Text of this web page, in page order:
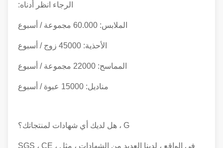
الرجاء انظر أدناه:
الملابس: 60.000 مجموعة / أسبوع
الأحذية: 45000 زوج / أسبوع
المماسح: 22000 مجموعة / أسبوع
مناديل: 15000 عبوة / أسبوع
في الواقع ، لدينا العديد من الشهادات ، مثل SGS ، CE ،